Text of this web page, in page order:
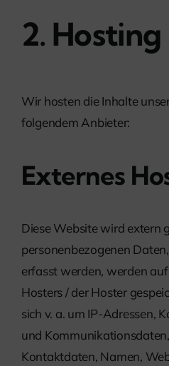
2. Hosting
Wir hosten die Inhalte
folgendem Anbieter:
Externes
Diese Website wird extern
personenbezogenen
erfasst werden, werden
Hosters / der Hoster
sich v. a. um IP-Adressen,
und
Kontaktdaten, Namen,